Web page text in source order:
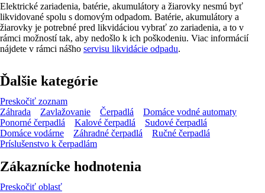
Elektrické zariadenia, batérie, akumulátory a žiarovky nesmú byť
likvidované spolu s domovým odpadom. Batérie, akumulátory a
žiarovky je potrebné pred likvidáciou vybrať zo zariadenia, a to v
rámci možností tak, aby nedošlo k ich poškodeniu. Viac informácií
nájdete v rámci nášho servisu likvidácie odpadu.
Ďalšie kategórie
Preskočiť zoznam
Záhrada
Zavlažovanie Čerpadlá
Domáce vodné automaty
Ponorné čerpadlá
Kalové čerpadlá
Sudové čerpadlá
Domáce vodárne
Záhradné čerpadlá
Ručné čerpadlá
Príslušenstvo k čerpadlám
Zákaznícke hodnotenia
Preskočiť oblasť